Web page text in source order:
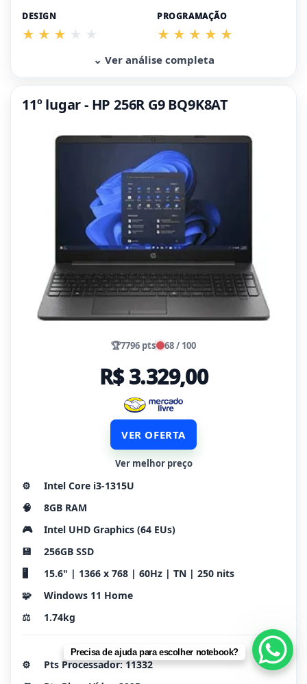
DESIGN PROGRAMAÇÃO
⌄ Ver análise completa
11º lugar - HP 256R G9 BQ9K8AT
🏆7796 pts 68 / 100
R$ 3.329,00
VER OFERTA
Ver melhor preço
⚙️
Intel Core i3-1315U
🧠
8GB RAM
🎮
Intel UHD Graphics (64 EUs)
💾
256GB SSD
🖥️
15.6" | 1366 x 768 | 60Hz | TN | 250 nits
🧩
Windows 11 Home
⚖️
1.74kg
⚙️
Pts Processador: 11332
Precisa de ajuda para escolher notebook?